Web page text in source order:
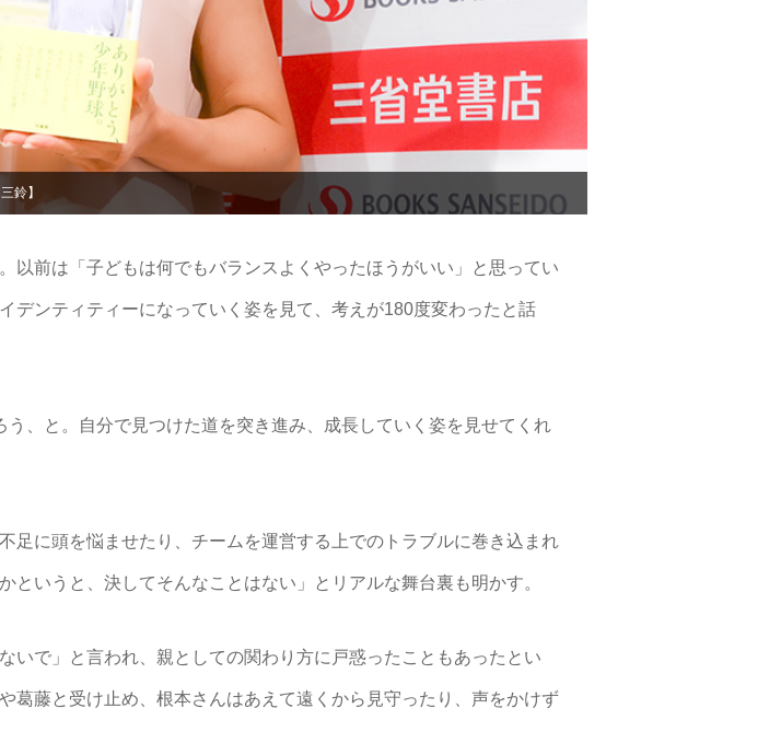
鈴】
前は「子どもは何でもバランスよくやったほうがいい」と思ってい
デンティティーになっていく姿を見て、考えが180度変わったと話
、と。自分で見つけた道を突き進み、成長していく姿を見せてくれ
に頭を悩ませたり、チームを運営する上でのトラブルに巻き込まれ
いうと、決してそんなことはない」とリアルな舞台裏も明かす。
で」と言われ、親としての関わり方に戸惑ったこともあったとい
葛藤と受け止め、根本さんはあえて遠くから見守ったり、声をかけず